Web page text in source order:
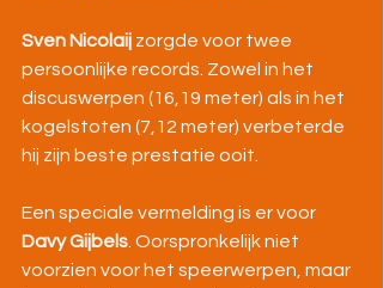
Sven Nicolaij zorgde voor twee
persoonlijke records. Zowel in het
discuswerpen (16,19 meter) als in het
kogelstoten (7,12 meter) verbeterde
hij zijn beste prestatie ooit.
Een speciale vermelding is er voor
Davy Gijbels . Oorspronkelijk niet
voorzien voor het speerwerpen, maar